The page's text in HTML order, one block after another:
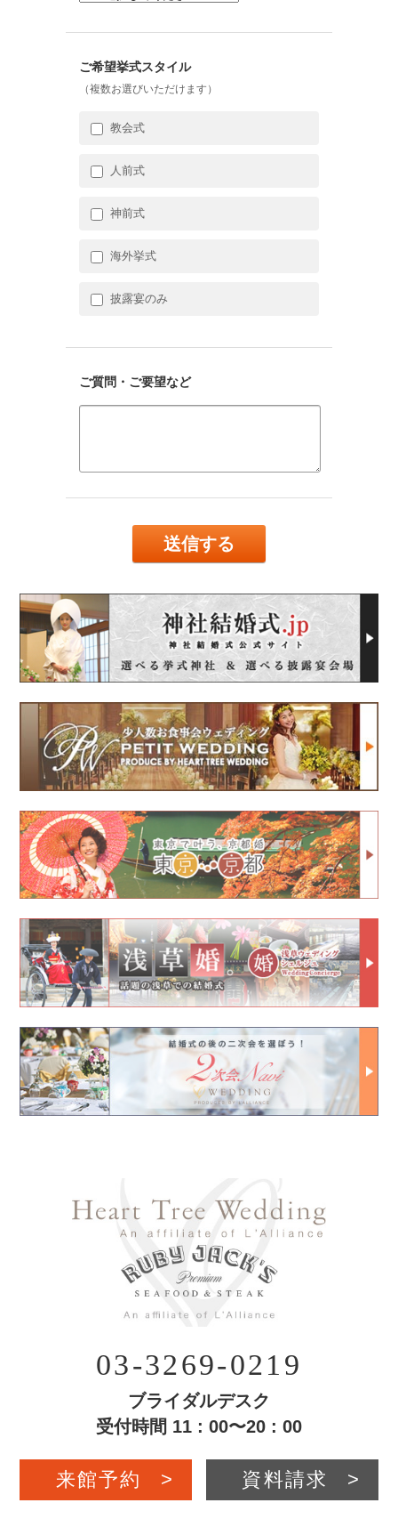
03-3269-0219
ブライダルデスク
受付時間 11 : 00〜20 : 00
来館予約 > 資料請求 >